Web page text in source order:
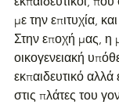
με την επιτυχία,
Στην εποχή μας, η
οικογενειακή
εκπαιδευτικό αλλά
στις πλάτες του